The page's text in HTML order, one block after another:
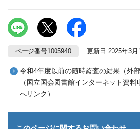
ページ番号1005940 更新日 2025年3月
令和4年度以前の随時監査の結果（外部
（国立国会図書館インターネット資料
へリンク）